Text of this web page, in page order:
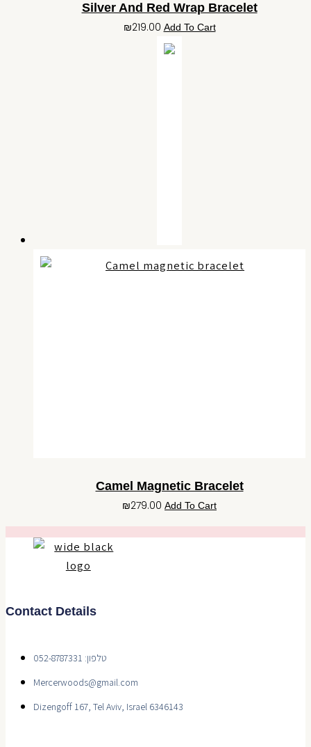
Silver And Red Wrap Bracelet
₪219.00 Add To Cart
Camel Magnetic Bracelet
₪279.00 Add To Cart
Contact Details
טלפון: 052-8787331
Mercerwoods@gmail.com
Dizengoff 167, Tel Aviv, Israel 6346143